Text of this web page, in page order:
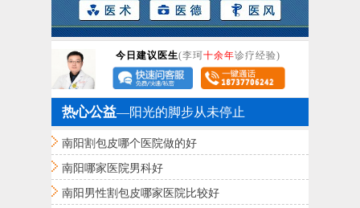
今日建议医生(李珂十余年诊疗经验)
热心公益—阳光的脚步从未停止
南阳割包皮哪个医院做的好
南阳哪家医院男科好
南阳男性割包皮哪家医院比较好